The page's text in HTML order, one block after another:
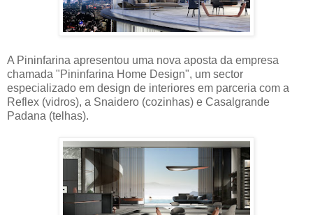
A Pininfarina apresentou uma nova aposta da empresa
chamada "Pininfarina Home Design", um sector
especializado em design de interiores em parceria com a
Reflex (vidros), a Snaidero (cozinhas) e Casalgrande
Padana (telhas).